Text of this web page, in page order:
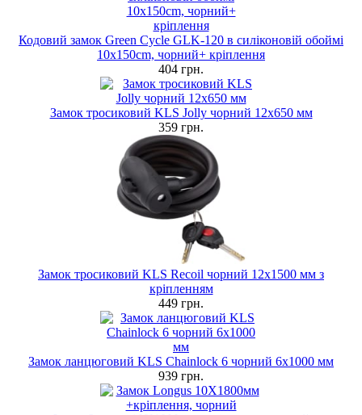
Кодовий замок Green Cycle GLK-120 в силіконовій обоймі
10х150cm, чорний+ кріплення
404 грн.
Замок тросиковий KLS Jolly чорний 12x650 мм
359 грн.
Замок тросиковий KLS Recoil чорний 12х1500 мм з
кріпленням
449 грн.
Замок ланцюговий KLS Chainlock 6 чорний 6x1000 мм
939 грн.